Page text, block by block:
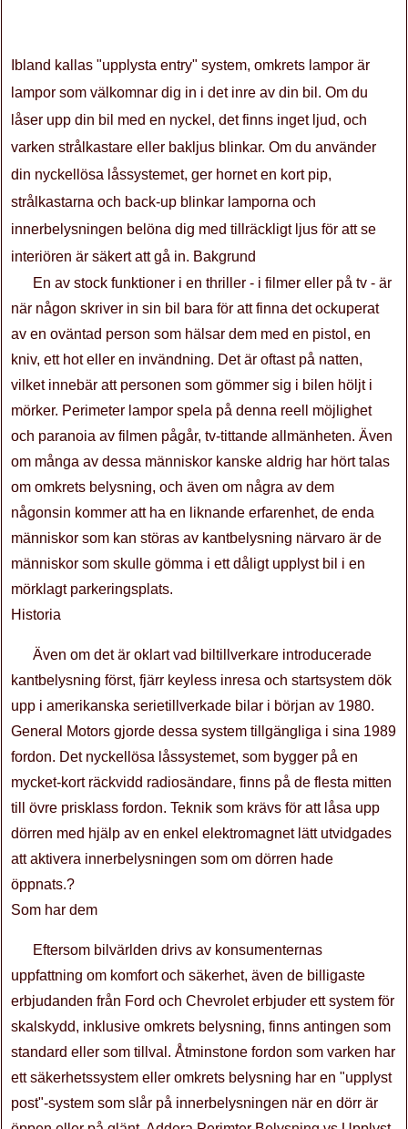
Ibland kallas "upplysta entry" system, omkrets lampor är
lampor som välkomnar dig in i det inre av din bil. Om du
låser upp din bil med en nyckel, det finns inget ljud, och
varken strålkastare eller bakljus blinkar. Om du använder
din nyckellösa låssystemet, ger hornet en kort pip,
strålkastarna och back-up blinkar lamporna och
innerbelysningen belöna dig med tillräckligt ljus för att se
interiören är säkert att gå in. Bakgrund
En av stock funktioner i en thriller - i filmer eller på tv - är
när någon skriver in sin bil bara för att finna det ockuperat
av en oväntad person som hälsar dem med en pistol, en
kniv, ett hot eller en invändning. Det är oftast på natten,
vilket innebär att personen som gömmer sig i bilen höljt i
mörker. Perimeter lampor spela på denna reell möjlighet
och paranoia av filmen pågår, tv-tittande allmänheten. Även
om många av dessa människor kanske aldrig har hört talas
om omkrets belysning, och även om några av dem
någonsin kommer att ha en liknande erfarenhet, de enda
människor som kan störas av kantbelysning närvaro är de
människor som skulle gömma i ett dåligt upplyst bil i en
mörklagt parkeringsplats.
Historia
Även om det är oklart vad biltillverkare introducerade
kantbelysning först, fjärr keyless inresa och startsystem dök
upp i amerikanska serietillverkade bilar i början av 1980.
General Motors gjorde dessa system tillgängliga i sina 1989
fordon. Det nyckellösa låssystemet, som bygger på en
mycket-kort räckvidd radiosändare, finns på de flesta mitten
till övre prisklass fordon. Teknik som krävs för att låsa upp
dörren med hjälp av en enkel elektromagnet lätt utvidgades
att aktivera innerbelysningen som om dörren hade
öppnats.?
Som har dem
Eftersom bilvärlden drivs av konsumenternas
uppfattning om komfort och säkerhet, även de billigaste
erbjudanden från Ford och Chevrolet erbjuder ett system för
skalskydd, inklusive omkrets belysning, finns antingen som
standard eller som tillval. Åtminstone fordon som varken har
ett säkerhetssystem eller omkrets belysning har en "upplyst
post"-system som slår på innerbelysningen när en dörr är